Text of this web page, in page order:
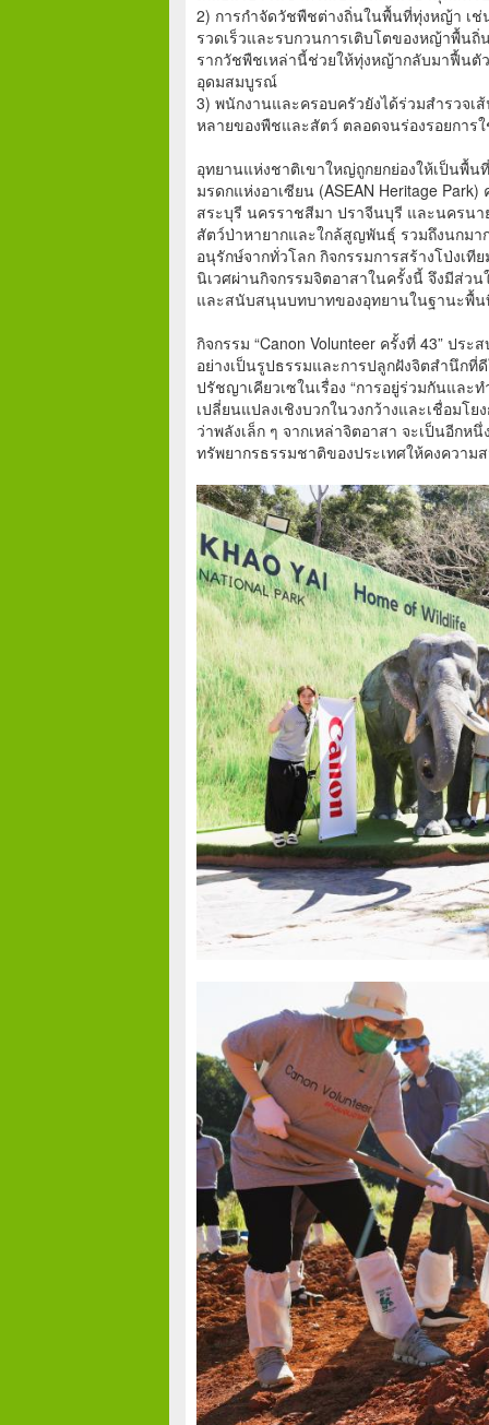
2) การกำจัดวัชพืชต่างถิ่นในพื้นที่ทุ่งหญ้า เ
รวดเร็วและรบกวนการเติบโตของหญ้าพื้น
รากวัชพืชเหล่านี้ช่วยให้ทุ่งหญ้ากลับมาฟื้นตั
อุดมสมบูรณ์
3) พนักงานและครอบครัวยังได้ร่วมสำรวจเ
หลายของพืชและสัตว์ ตลอดจนร่องรอยการ
อุทยานแห่งชาติเขาใหญ่ถูกยกย่องให้เป็นพื้
มรดกแห่งอาเซียน (ASEAN Heritage
สระบุรี นครราชสีมา ปราจีนบุรี และนครน
สัตว์ป่าหายากและใกล้สูญพันธุ์ รวมถึงนกม
อนุรักษ์จากทั่วโลก กิจกรรมการสร้างโป่งเ
นิเวศผ่านกิจกรรมจิตอาสาในครั้งนี้ จึงมีส่ว
และสนับสนุนบทบาทของอุทยานในฐานะพื้
กิจกรรม “Canon Volunteer ครั้งที่ 43” ปร
อย่างเป็นรูปธรรมและการปลูกฝังจิตสำนึก
ปรัชญาเคียวเซในเรื่อง “การอยู่ร่วมกันและ
เปลี่ยนแปลงเชิงบวกในวงกว้างและเชื่อมโ
ว่าพลังเล็ก ๆ จากเหล่าจิตอาสา จะเป็นอีก
ทรัพยากรธรรมชาติของประเทศให้คงควา